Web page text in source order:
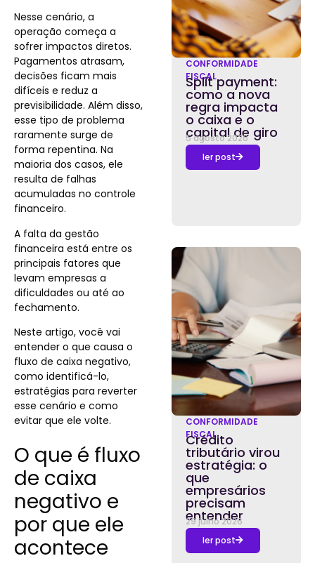
Nesse cenário, a
operação começa a
sofrer impactos diretos.
Pagamentos atrasam,
decisões ficam mais
difíceis e reduz a
previsibilidade. Além disso,
esse tipo de problema
raramente surge de
forma repentina. Na
maioria dos casos, ele
resulta de falhas
acumuladas no controle
financeiro.
A falta da gestão
financeira está entre os
principais fatores que
levam empresas a
dificuldades ou até ao
fechamento.
Neste artigo, você vai
entender o que causa o
fluxo de caixa negativo,
como identificá-lo,
estratégias para reverter
esse cenário e como
evitar que ele volte.
O que é fluxo
de caixa
negativo e
por que ele
acontece
CONFORMIDADE
FISCAL
Split payment:
como a nova
regra impacta
o caixa e o
capital de giro
5 agosto 2026
ler post
CONFORMIDADE
FISCAL
Crédito
tributário virou
estratégia: o
que
empresários
precisam
entender
29 julho 2026
ler post